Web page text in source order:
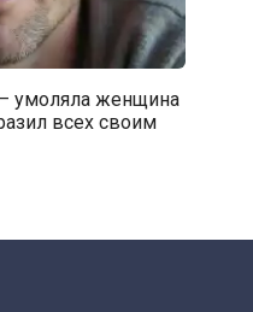
умоляла женщина
всех своим